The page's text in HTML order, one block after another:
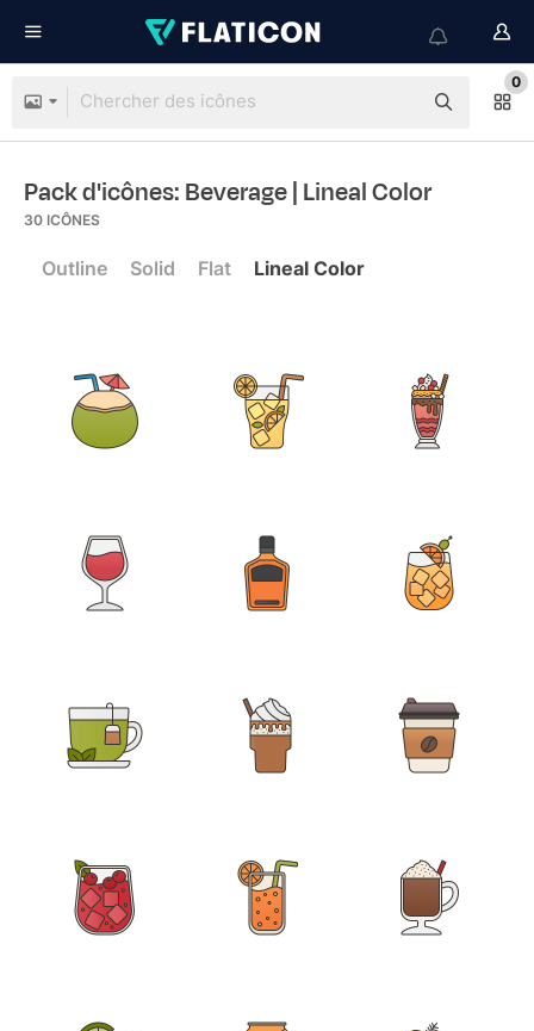
0
Pack d'icônes: Beverage| Lineal Color
30 ICÔNES
Outline Solid Flat Lineal Color